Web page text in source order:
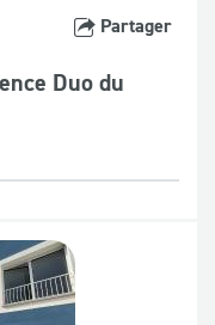
Partager
Duo du